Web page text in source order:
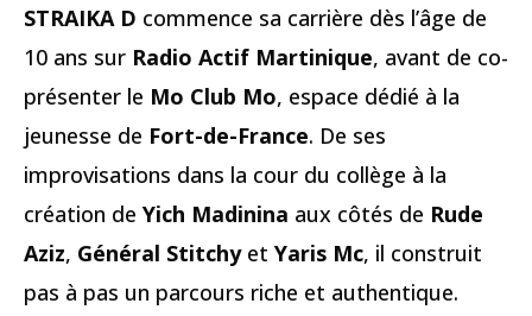
STRAIKA D commence sa carrière dès l’âge de
10 ans sur Radio Actif Martinique, avant de co-
présenter le Mo Club Mo, espace dédié à la
jeunesse de Fort-de-France. De ses
improvisations dans la cour du collège à la
création de Yich Madinina aux côtés de Rude
Aziz, Général Stitchyet Yaris Mc, il construit
pas à pas un parcours riche et authentique.